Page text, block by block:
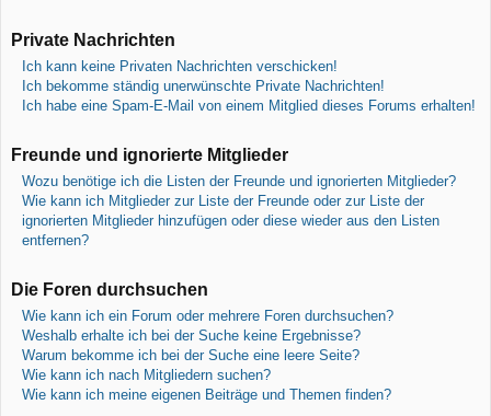
Private Nachrichten
Ich kann keine Privaten Nachrichten verschicken!
Ich bekomme ständig unerwünschte Private Nachrichten!
Ich habe eine Spam-E-Mail von einem Mitglied dieses Forums erhalten!
Freunde und ignorierte Mitglieder
Wozu benötige ich die Listen der Freunde und ignorierten Mitglieder?
Wie kann ich Mitglieder zur Liste der Freunde oder zur Liste der
ignorierten Mitglieder hinzufügen oder diese wieder aus den Listen
entfernen?
Die Foren durchsuchen
Wie kann ich ein Forum oder mehrere Foren durchsuchen?
Weshalb erhalte ich bei der Suche keine Ergebnisse?
Warum bekomme ich bei der Suche eine leere Seite?
Wie kann ich nach Mitgliedern suchen?
Wie kann ich meine eigenen Beiträge und Themen finden?